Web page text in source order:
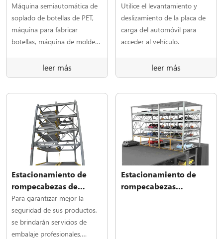
pisos
Máquina semiautomática de
soplado de botellas de PET,
máquina para fabricar
botellas, máquina de moldeo
leer más
pisos
Utilice el levantamiento y
deslizamiento de la placa de
carga del automóvil para
acceder al vehículo.
leer más
Estacionamiento de
rompecabezas de
cuatro a seis pisos
Para garantizar mejor la
seguridad de sus productos,
se brindarán servicios de
embalaje profesionales,
Estacionamiento de
rompecabezas